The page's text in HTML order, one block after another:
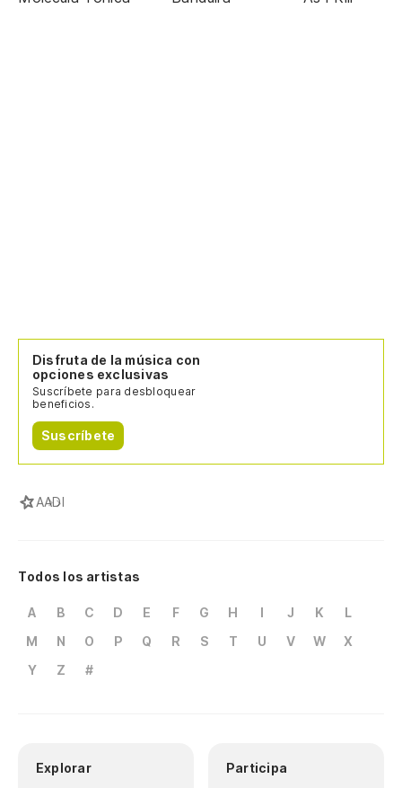
Disfruta de la música con
opciones exclusivas
Suscríbete para desbloquear
beneficios.
Suscríbete
AADI
Todos los artistas
A B C D E F G H I J K
L
M
N O P Q R S T U V W
X
Y
Z #
Explorar Participa